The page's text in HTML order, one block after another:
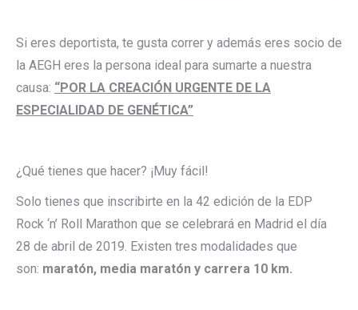
Si eres deportista, te gusta correr y además eres socio de
la AEGH eres la persona ideal para sumarte a nuestra
causa: “POR LA CREACIÓN URGENTE DE LA
ESPECIALIDAD DE GENÉTICA”
¿Qué tienes que hacer? ¡Muy fácil!
Solo tienes que inscribirte en la 42 edición de la EDP
Rock ‘n’ Roll Marathon que se celebrará en Madrid el día
28 de abril de 2019. Existen tres modalidades que
son: maratón, media maratón y carrera 10 km.